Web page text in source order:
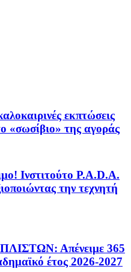
εκπτώσεις
«σωσίβιο» της αγοράς
Ινστιτούτο P.A.D.A.
την τεχνητή
Απένειμε 365
έτος 2026-2027